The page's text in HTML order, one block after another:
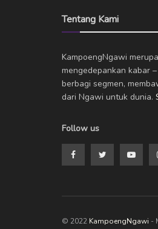
Tentang Kami
KampoengNgawi
mengedepankan kabar
berbagi segmen,
dari Ngawi untuk dunia.
Follow us
© 2022 KampoengNgawi -